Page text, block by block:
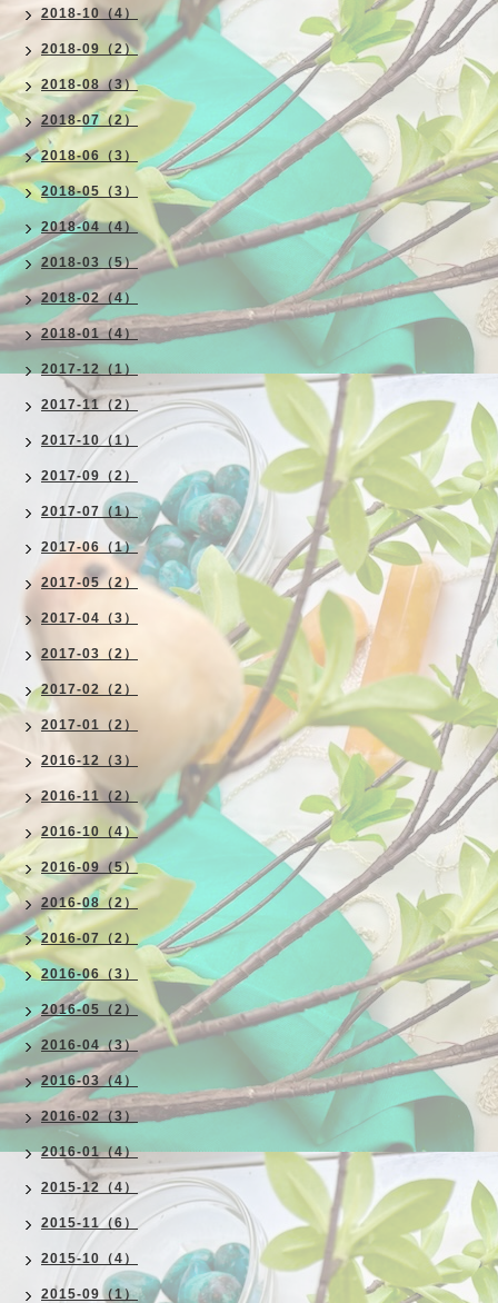
2018-10（4）
2018-09（2）
2018-08（3）
2018-07（2）
2018-06（3）
2018-05（3）
2018-04（4）
2018-03（5）
2018-02（4）
2018-01（4）
2017-12（1）
2017-11（2）
2017-10（1）
2017-09（2）
2017-07（1）
2017-06（1）
2017-05（2）
2017-04（3）
2017-03（2）
2017-02（2）
2017-01（2）
2016-12（3）
2016-11（2）
2016-10（4）
2016-09（5）
2016-08（2）
2016-07（2）
2016-06（3）
2016-05（2）
2016-04（3）
2016-03（4）
2016-02（3）
2016-01（4）
2015-12（4）
2015-11（6）
2015-10（4）
2015-09（1）